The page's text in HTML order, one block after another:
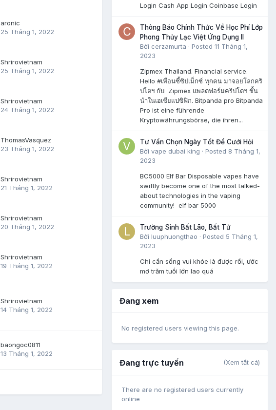
aronic
25 Tháng 1, 2022
Shrirovietnam
25 Tháng 1, 2022
Shrirovietnam
24 Tháng 1, 2022
ThomasVasquez
23 Tháng 1, 2022
Shrirovietnam
21 Tháng 1, 2022
Shrirovietnam
20 Tháng 1, 2022
Shrirovietnam
19 Tháng 1, 2022
Shrirovietnam
14 Tháng 1, 2022
baongoc0811
13 Tháng 1, 2022
Login Cash App Login Coinbase Login
Thông Báo Chính Thức Về Học Phí Lớp
Phong Thủy Lạc Việt Ứng Dụng II
Bởi cerzamurta · Posted 11 Tháng 1,
2023
Zipmex Thailand. Financial service.
Hello #เพื่อนซี้ซิปเม็กซ์ ทุกคน มาจอยโลกคริ
ปโตฯ กับ Zipmex แพลตฟอร์มคริปโตฯ ชั้น
นำในเอเชียแปซิฟิก. Bitpanda pro Bitpanda
Pro ist eine führende
Kryptowährungsbörse, die ihren...
Tư Vấn Chọn Ngày Tốt Để Cưới Hỏi
Bởi vape dubai king · Posted 8 Tháng 1,
2023
BC5000 Elf Bar Disposable vapes have
swiftly become one of the most talked-
about technologies in the vaping
community! elf bar 5000
Trường Sinh Bất Lão, Bất Tử
Bởi luuphuongthao · Posted 5 Tháng 1,
2023
Chỉ cần sống vui khỏe là được rồi, ước
mơ trăm tuổi lớn lao quá
Đang xem
No registered users viewing this page.
Đang trực tuyến (Xem tất cả)
There are no registered users currently
online